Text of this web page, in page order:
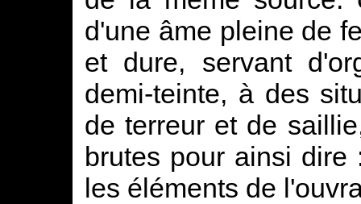
d'une âme pleine de
et dure, servant
demi-teinte, à des
de terreur et de
brutes pour ainsi
les éléments de